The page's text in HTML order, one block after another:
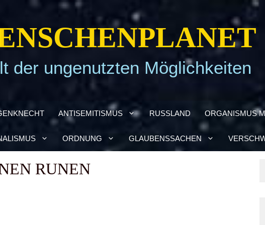
der ungenutzten Möglichkeiten
ANTI­SE­MI­TIS­MUS RUSS­LAND ORGA­NIS­MUS
ORD­NUNG GLAU­BENS­SA­CHEN
RUNEN